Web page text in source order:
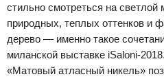
стильно смотреться на
природных, теплых оттенков и
дерево — именно такое
миланской выставке iSaloni-
«Матовый атласный никель»